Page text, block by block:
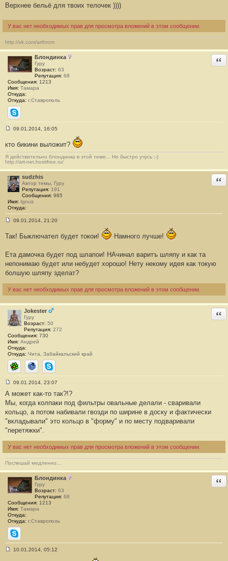
о
щ
е
и
2
7
3
Верхнее бельё для твоих телочек ))))
У вас нет необходимых прав для просмотра вложений в этом сообщении.
http://vk.com/arthrom
Блондинка
Гуру
Возраст: 63
Репутация: 68
Сообщения: 1213
Имя: Тамара
Откуда:
Откуда: г.Ставрополь
Skype
о
б
щ
е
н
и
е
#
7
4
09.01.2014, 16:05
кто бикини выложит?
Я действительно блондинка в этой теме... Но быстро учусь :-)
http://art-net.hostifree.ru/
sudzhis
Автор темы, Гуру
Репутация: 191
Сообщения: 985
Имя: Ignus
Откуда:
о
е
н
и
е
2
7
09.01.2014, 21:20
Так! Быключател будет токои! Намного лучше!
Ета дамочка будет под шлапои! НАчинал варитъ шляпу и как та
непонимаю будет или небудет хорошо! Нету некому идея как токую
болшую шляпу зделат?
У вас нет необходимых прав для просмотра вложений в этом сообщении.
Jokester
Гуру
Возраст: 50
Репутация: 272
Сообщения: 730
Имя: Андрей
Откуда:
Откуда: Чита, Забайкальский край
ICQ СайтSkype
о
б
щ
н
и
#
2
7
6
09.01.2014, 23:07
А может как-то так?!?
Мы, когда колпаки под фильтры овальные делали - сваривали
кольцо, а потом набивали гвозди по ширине в доску и фактически
"вкладывали" это кольцо в "форму" и по месту подваривали
"перетяжки".
У вас нет необходимых прав для просмотра вложений в этом сообщении.
Поспешай медленно...
Блондинка
Гуру
Возраст: 63
Репутация: 68
Сообщения: 1213
Имя: Тамара
Откуда:
Откуда: г.Ставрополь
Skype
10.01.2014, 05:12